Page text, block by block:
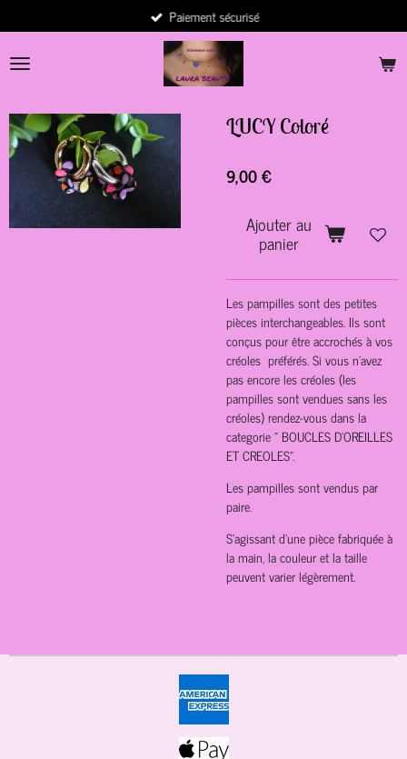
au
contenu
principal
Paiement sécurisé
LUCY Coloré
9,00 €
Ajouter au
panier
Les pampilles sont des petites
pièces interchangeables. Ils sont
conçus pour être accrochés à vos
créoles préférés. Si vous n'avez
pas encore les créoles (les
pampilles sont vendues sans les
créoles) rendez-vous dans la
categorie " BOUCLES D'OREILLES
ET CREOLES".
Les pampilles sont vendus par
paire.
S'agissant d'une pièce fabriquée à
la main, la couleur et la taille
peuvent varier légèrement.